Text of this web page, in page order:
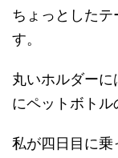
ちょっとしたテ
す。
丸いホルダー
にペットボトル
私が四日目に乗